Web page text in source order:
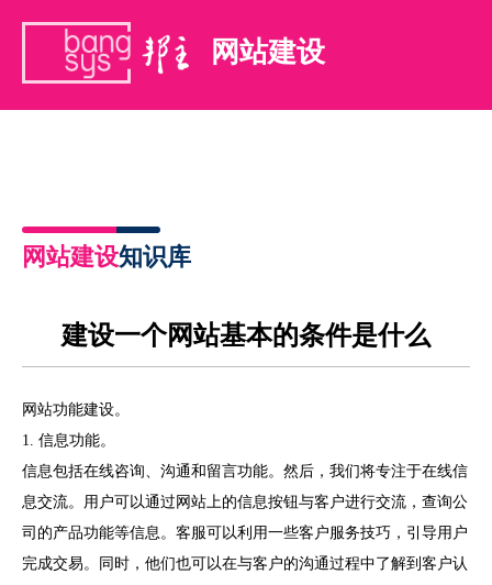
网站建设
网站建设知识库
建设一个网站基本的条件是什么
网站功能建设。
1. 信息功能。
信息包括在线咨询、沟通和留言功能。然后，我们将专注于在线信
息交流。用户可以通过网站上的信息按钮与客户进行交流，查询公
司的产品功能等信息。客服可以利用一些客户服务技巧，引导用户
完成交易。同时，他们也可以在与客户的沟通过程中了解到客户认